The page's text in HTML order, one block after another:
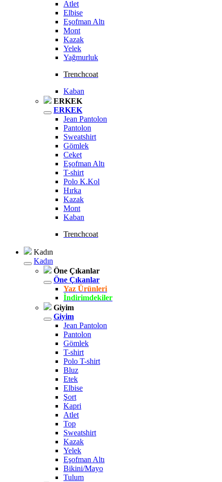
Atlet
Elbise
Eşofman Altı
Mont
Kazak
Yelek
Yağmurluk
Trenchcoat
Kaban
ERKEK
ERKEK
Jean Pantolon
Pantolon
Sweatshirt
Gömlek
Ceket
Eşofman Altı
T-shirt
Polo K.Kol
Hırka
Kazak
Mont
Kaban
Trenchcoat
Kadın
Kadın
Öne Çıkanlar
Öne Çıkanlar
Yaz Ürünleri
İndirimdekiler
Giyim
Giyim
Jean Pantolon
Pantolon
Gömlek
T-shirt
Polo T-shirt
Bluz
Etek
Elbise
Şort
Kapri
Atlet
Top
Sweatshirt
Kazak
Yelek
Eşofman Altı
Bikini/Mayo
Tulum